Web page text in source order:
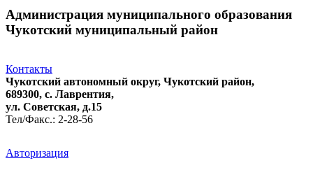
Администрация муниципального образования
Чукотский муниципальный район
Контакты
Чукотский автономный округ, Чукотский район,
689300, с. Лаврентия,
ул. Советская, д.15
Тел/Факс.: 2-28-56
Авторизация